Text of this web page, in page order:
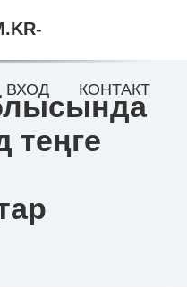
теңге
ВХОД КОНТАКТ